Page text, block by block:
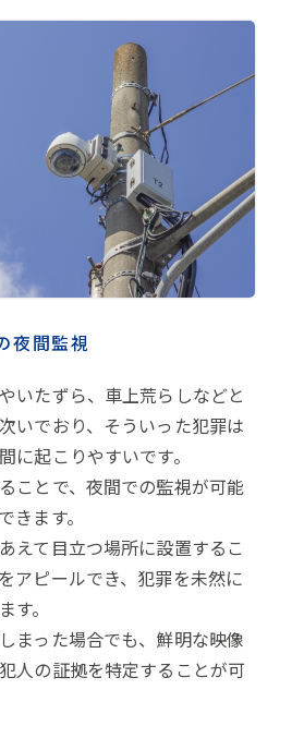
夜間監視
いたずら、車上荒らしなどと
いでおり、そういった犯罪は
に起こりやすいです。
ことで、夜間での監視が可能
きます。
えて目立つ場所に設置するこ
アピールでき、犯罪を未然に
す。
まった場合でも、鮮明な映像
人の証拠を特定することが可